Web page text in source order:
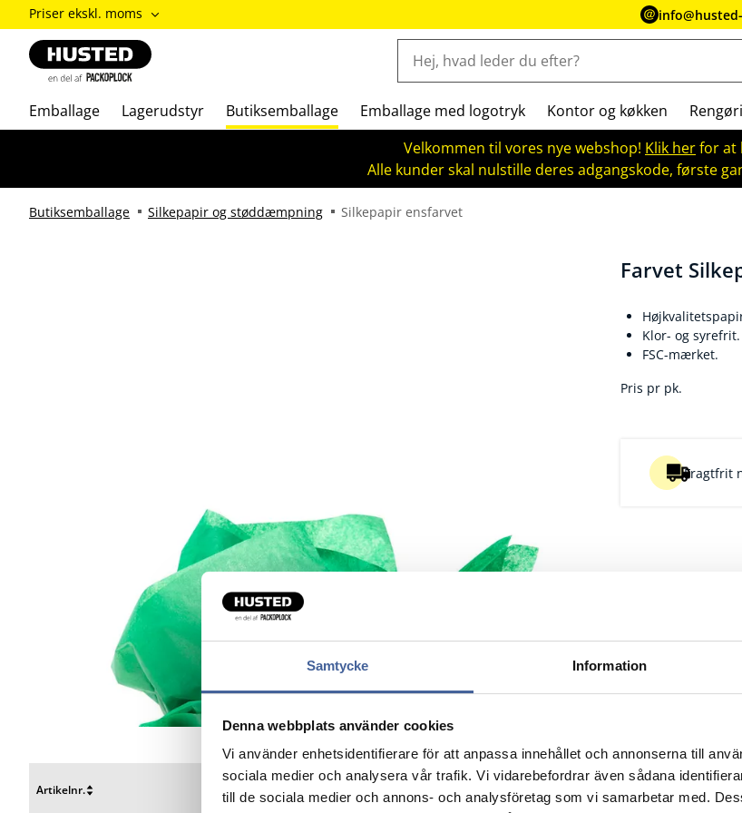
Samtycke Information
Denna webbplats använder cookies
Vi använder enhetsidentifierare för att anpassa innehållet och annonserna till
sociala medier och analysera vår trafik. Vi vidarebefordrar även sådana
till de sociala medier och annons- och analysföretag som vi samarbetar med.
ændre
Priser
inkl.
moms
Priser
ekskl.
Priser ekskl. moms
Emballage Lagerudstyr Butiksemballage Emballage med logotryk Kontor og køkken
Velkommen til vores nye webshop! Klik herfor at
Alle kunder skal nulstille deres adgangskode, første
Butiksemballage Silkepapir og støddæmpning Silkepapir ensfarvet
Farvet
Klor- og syrefrit.
FSC-mærket.
Pris pr pk.
Fragtfrit
Artikelnr.
B x L mm
Nulstil
Beskrivelse
Nulstil
Nulstil
Nulstil